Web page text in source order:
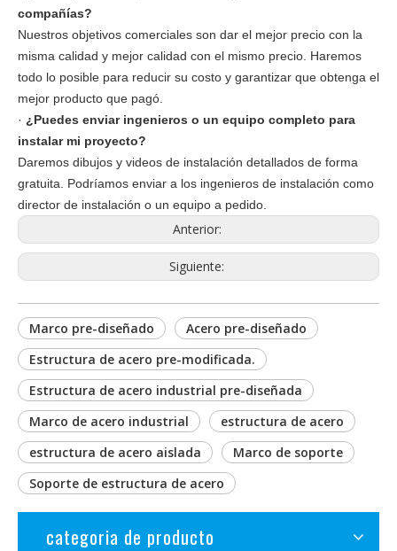
compañías?
Nuestros objetivos comerciales son dar el mejor precio con la
misma calidad y mejor calidad con el mismo precio. Haremos
todo lo posible para reducir su costo y garantizar que obtenga el
mejor producto que pagó.
· ¿Puedes enviar ingenieros o un equipo completo para
instalar mi proyecto?
Daremos dibujos y videos de instalación detallados de forma
gratuita. Podríamos enviar a los ingenieros de instalación como
director de instalación o un equipo a pedido.
Anterior:
Siguiente:
Marco pre-diseñado
Acero pre-diseñado
Estructura de acero pre-modificada.
Estructura de acero industrial pre-diseñada
Marco de acero industrial
estructura de acero
estructura de acero aislada
Marco de soporte
Soporte de estructura de acero
categoria de producto